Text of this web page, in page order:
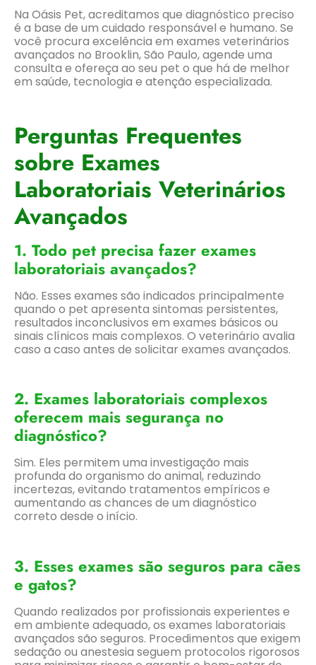
Na Oásis Pet, acreditamos que diagnóstico preciso
é a base de um cuidado responsável e humano. Se
você procura excelência em exames veterinários
avançados no Brooklin, São Paulo, agende uma
consulta e ofereça ao seu pet o que há de melhor
em saúde, tecnologia e atenção especializada.
Perguntas Frequentes
sobre Exames
Laboratoriais Veterinários
Avançados
1. Todo pet precisa fazer exames
laboratoriais avançados?
Não. Esses exames são indicados principalmente
quando o pet apresenta sintomas persistentes,
resultados inconclusivos em exames básicos ou
sinais clínicos mais complexos. O veterinário avalia
caso a caso antes de solicitar exames avançados.
2. Exames laboratoriais complexos
oferecem mais segurança no
diagnóstico?
Sim. Eles permitem uma investigação mais
profunda do organismo do animal, reduzindo
incertezas, evitando tratamentos empíricos e
aumentando as chances de um diagnóstico
correto desde o início.
3. Esses exames são seguros para cães
e gatos?
Quando realizados por profissionais experientes e
em ambiente adequado, os exames laboratoriais
avançados são seguros. Procedimentos que exigem
sedação ou anestesia seguem protocolos rigorosos